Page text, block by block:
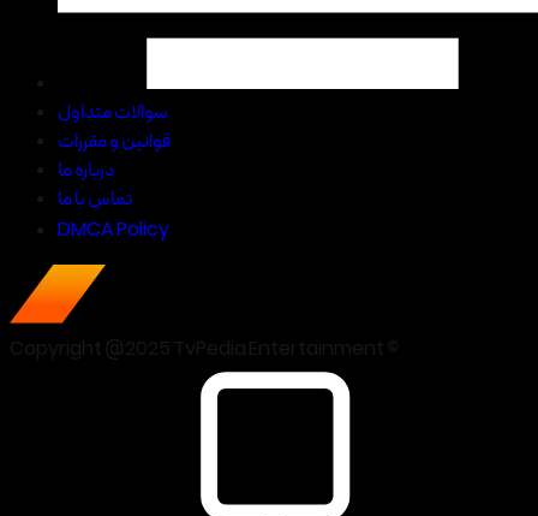
سوالات متداول
قوانین و مقررات
درباره ما
تماس با ما
DMCA Policy